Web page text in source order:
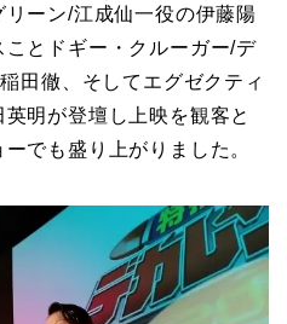
ーン/江成仙一役の伊藤陽
とドギー・クルーガー/デ
田徹、そしてエグゼクティ
明が登壇し上映を観客と
でも盛り上がりました。